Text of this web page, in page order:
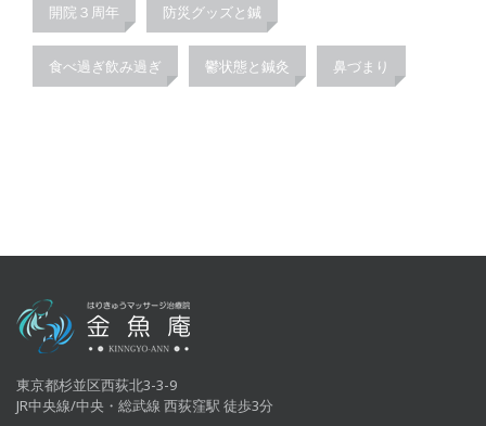
開院３周年 防災グッズと鍼
食べ過ぎ飲み過ぎ 鬱状態と鍼灸 鼻づまり
東京都杉並区西荻北3-3-9
JR中央線/中央・総武線 西荻窪駅 徒歩3分